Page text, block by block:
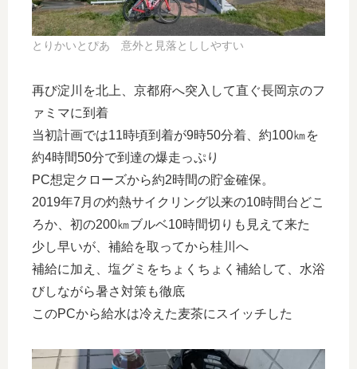
とりかいとぴあ 意外と見落とししやすい
再び淀川を北上、京都府へ突入して直ぐ長岡京のフ
ァミマに到着
当初計画では11時頃到着が9時50分着、約100㎞を
約4時間50分で到達の爆走っぷり
PC想定クローズから約2時間の貯金確保。
2019年7月の灼熱サイクリング以来の10時間台どこ
ろか、初の200㎞ブルベ10時間切りも見えて来た
少し早いが、補給を取ってから桂川へ
補給に加え、塩グミをちょくちょく補給して、水浴
びしながら暑さ対策も徹底
このPCから給水は冷えた麦茶にスイッチした